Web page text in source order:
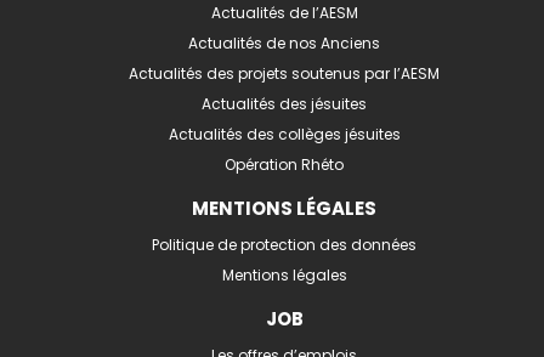
Actualités de l’AESM
Actualités de nos Anciens
Actualités des projets soutenus par l’AESM
Actualités des jésuites
Actualités des collèges jésuites
Opération Rhéto
MENTIONS LÉGALES
Politique de protection des données
Mentions légales
JOB